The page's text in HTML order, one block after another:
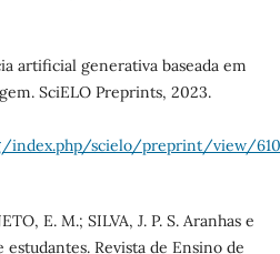
artificial generativa baseada em
SciELO Preprints, 2023.
index.php/scielo/preprint/view/
E. M.; SILVA, J. P. S. Aranhas e
Revista de Ensino de